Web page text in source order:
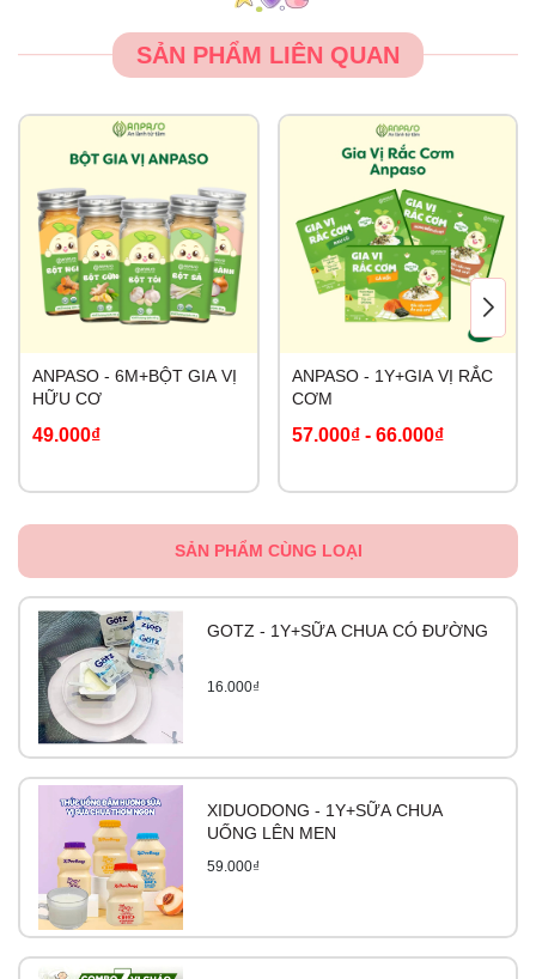
SẢN PHẨM LIÊN QUAN
ANPASO - 6M+BỘT GIA VỊ
HỮU CƠ
49.000₫
ANPASO - 1Y+GIA VỊ RẮC
CƠM
57.000₫- 66.000₫
SẢN PHẨM CÙNG LOẠI
GOTZ - 1Y+SỮA CHUA CÓ ĐƯỜNG
16.000₫
XIDUODONG - 1Y+SỮA CHUA
UỐNG LÊN MEN
59.000₫